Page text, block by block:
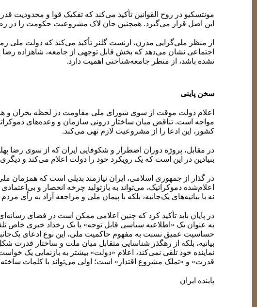
مونتسکیو در روح القوانین تأکید می‌کند که تفکیک قوا و
این اصل قرار می‌گیرد. همچنین جان لاک مشروعیت حکومت را در
از منظر ملی‌گرایی مدرن، ارنست گلنر تأکید می‌کند که دولت ملی
اجتماعی نشان می‌دهد که بخش قابل توجهی از جامعه، شاهزاده رضا
نشده باشد، از منظر جامعه‌شناختی اهمیت دارد.
سخن پاینی
اعلام دولت موقت از سوی شورای ملی مقاومت در لحظه بحران
مواجه است. تناقض میان ساختار درونی سازمان و وعده‌های
کشور، این ادعا را از مشروعیت لازم تهی می‌کند.
در مقابل، پروژه دوران اضطرار و شکوفایی ایران که از سوی رضا
بنیادین در این است که یک رویکرد خود را دولت اعلام می‌کند و
در گذار از جمهوری اسلامی، ایران نیازمند بدیلی است که همزمان
اعلام‌شده دموکراتیک، می‌تواند به بازتولید چرخه انحصار و
نه با بیانیه‌های یک‌جانبه، بلکه با پیمان ملی و مراجعه آزاد به رأی
در پایان باید تأکید کرد که چنین اعلامی ممکن است در فضای
به عنوان یک «اطلاعیه سیاسی قابل توجه» یا یک رخداد خبری خاص
حساسیت عمیق نسبت به مفهوم حاکمیت ملی، این نوع ادعای
بیانیه، بلکه از رهگذر شناسایی متقابل میان ملت و ساختار
نماینده خود تلقی نمی‌کند، اعلام «دولت» بیشتر به بازنمایی یک
قدرت» و «تملک مشروع اقتدار» است؛ اولی می‌تواند با کلمات
پاینده ایران